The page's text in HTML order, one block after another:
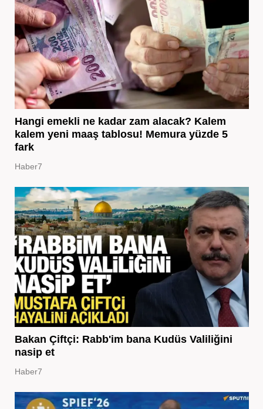
Hangi emekli ne kadar zam alacak? Kalem
kalem yeni maaş tablosu! Memura yüzde 5
fark
Haber7
Bakan Çiftçi: Rabb'im bana Kudüs Valiliğini
nasip et
Haber7